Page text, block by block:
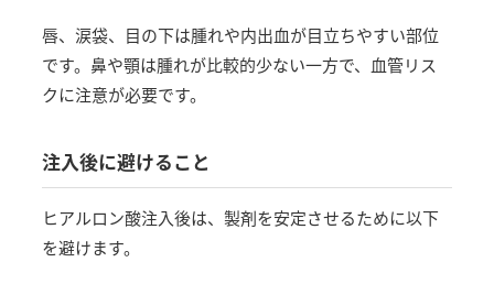
唇、涙袋、目の下は腫れや内出血が目立ちやすい部位
です。鼻や顎は腫れが比較的少ない一方で、血管リス
クに注意が必要です。
注入後に避けること
ヒアルロン酸注入後は、製剤を安定させるために以下
を避けます。